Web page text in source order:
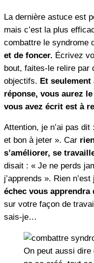
La dernière astuce est
mais c’est la plus
combattre le syndrome
et de foncer. Écrivez
bout, faites-le relire par
objectifs. Et
réponse, vous aurez
vous avez écrit est à
Attention, je n’ai pas
et bon à jeter ». Car
s’améliorer, se
disait : « Je ne perds
j’apprends ». Rien
échec vous apprendra
sur votre façon de
sais-je…
On peut aussi dire